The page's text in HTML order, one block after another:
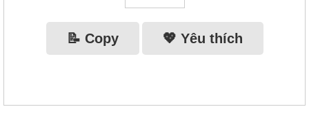
📝 Copy 💖 Yêu thích